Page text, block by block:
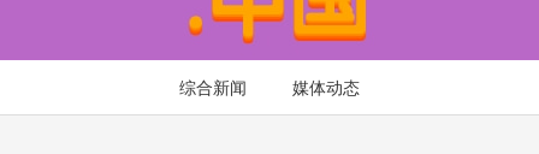
综合新闻 媒体动态